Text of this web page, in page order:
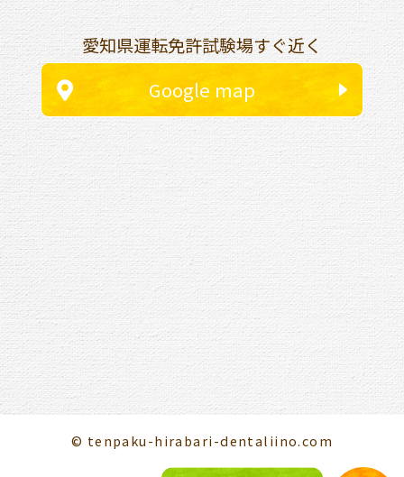
愛知県運転免許試験場すぐ近く
Google map
© tenpaku-hirabari-dentaliino.com